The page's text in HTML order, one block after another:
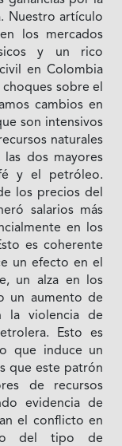
Nuestro artículo
los mercados
y un rico
en Colombia
sobre el
cambios en
son intensivos
naturales
dos mayores
y el petróleo.
los precios del
salarios más
en los
es coherente
un efecto en el
un alza en los
un aumento de
la violencia de
Esto es
que induce un
que este patrón
de recursos
evidencia de
el conflicto en
del tipo de